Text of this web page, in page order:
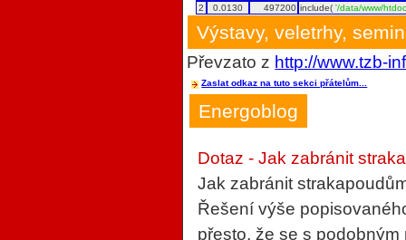
2
0.0130 497200 include('/data/www/
Výstavy, veletrhy,
Převzato z http://www.tzb-
Zaslat odkaz na tuto sekci přátelům...
Energoblog
Dotaz - Jak zabránit
Jak zabránit
Řešení výše
přesto, že se s